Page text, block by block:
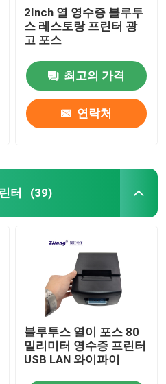
2Inch 열 영수증 블루투
스 레스토랑 프린터 광
고 포스
최고의 가격
연락처
터 (39)
블루투스 열이 포스 80
밀리미터 영수증 프린터
USB LAN 와이파이